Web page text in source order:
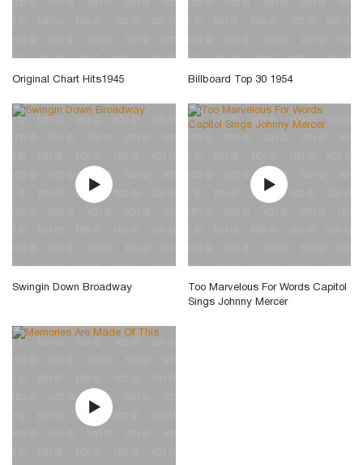
Original Chart Hits1945 Billboard Top 30 1954
Swingin Down Broadway
Too Marvelous For Words Capitol
Sings Johnny Mercer